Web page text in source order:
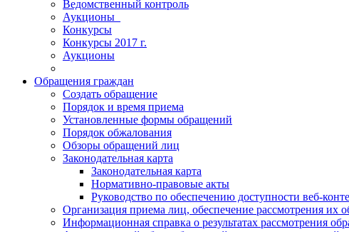
Ведомственный контроль
Аукционы_
Конкурсы
Конкурсы 2017 г.
Аукционы
Обращения граждан
Создать обращение
Порядок и время приема
Установленные формы обращений
Порядок обжалования
Обзоры обращений лиц
Законодательная карта
Законодательная карта
Нормативно-правовые акты
Руководство по обеспечению доступности веб-
Организация приема лиц, обеспечение рассмотрения
Информационная справка о результатах рассмотрения